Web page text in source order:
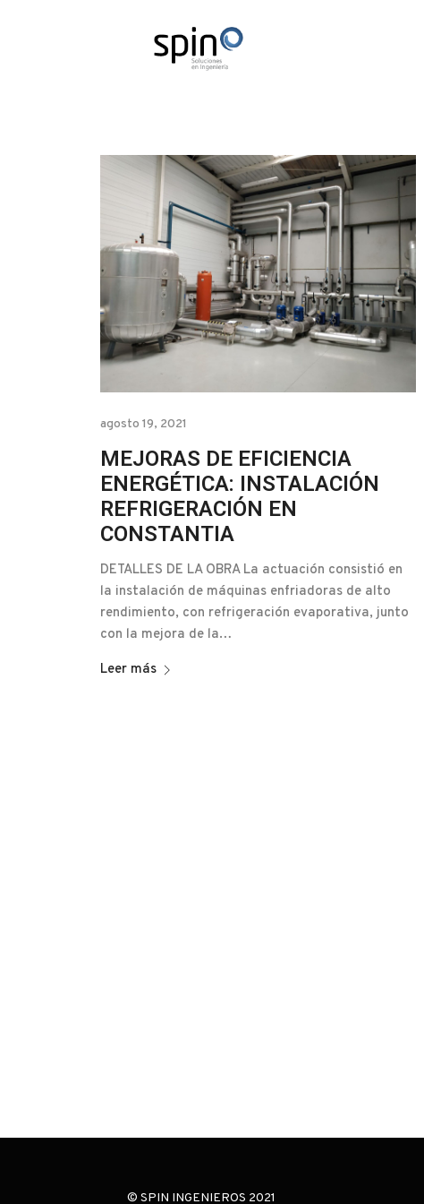
agosto 19, 2021
MEJORAS DE EFICIENCIA
ENERGÉTICA: INSTALACIÓN
REFRIGERACIÓN EN
CONSTANTIA
DETALLES DE LA OBRA La actuación consistió en
la instalación de máquinas enfriadoras de alto
rendimiento, con refrigeración evaporativa, junto
con la mejora de la…
Leer más
© SPIN INGENIEROS 2021